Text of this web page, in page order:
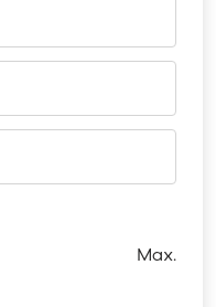
Max.